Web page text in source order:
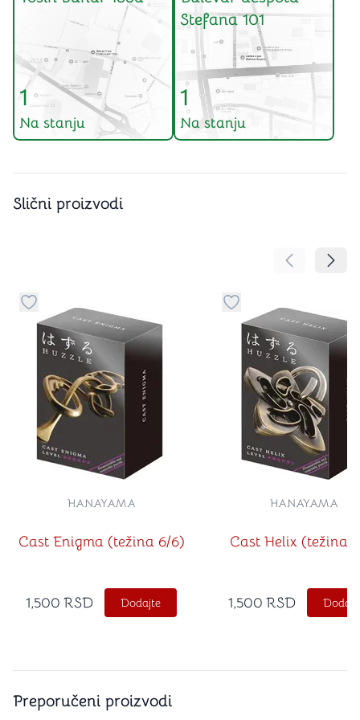
1
Na stanju
Stefana 101
1
Na stanju
Slični proizvodi
Pomeranje
Dugme za dodavanje stvari u kategoriju omiljeno
Cast Enigma (težina 6/6)
HANAYAMA
1,500 RSD Dodajte
Dugme za dodavanje
Cast Helix (težina
HANAYAMA
1,500 RSD
Preporučeni proizvodi